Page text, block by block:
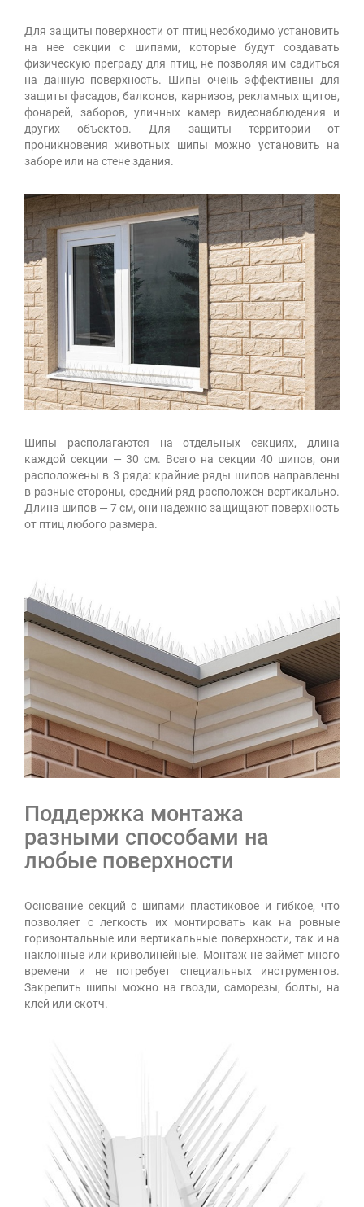
Для защиты поверхности от птиц необходимо установить
на нее секции с шипами, которые будут создавать
физическую преграду для птиц, не позволяя им садиться
на данную поверхность. Шипы очень эффективны для
защиты фасадов, балконов, карнизов, рекламных щитов,
фонарей, заборов, уличных камер видеонаблюдения и
других объектов. Для защиты территории от
проникновения животных шипы можно установить на
заборе или на стене здания.
Шипы располагаются на отдельных секциях, длина
каждой секции — 30 см. Всего на секции 40 шипов, они
расположены в 3 ряда: крайние ряды шипов направлены
в разные стороны, средний ряд расположен вертикально.
Длина шипов — 7 см, они надежно защищают поверхность
от птиц любого размера.
Поддержка монтажа
разными способами на
любые поверхности
Основание секций с шипами пластиковое и гибкое, что
позволяет с легкость их монтировать как на ровные
горизонтальные или вертикальные поверхности, так и на
наклонные или криволинейные. Монтаж не займет много
времени и не потребует специальных инструментов.
Закрепить шипы можно на гвозди, саморезы, болты, на
клей или скотч.